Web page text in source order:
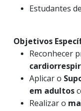
Estudantes
Objetivos
Reconhecer
Aplicar o
em adultos
Realizar o